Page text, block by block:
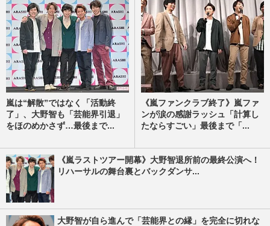
嵐は“解散”ではなく「活動終
了」、大野智も「芸能界引退」
をほのめかさず…最後まで...
《嵐ファンクラブ終了》嵐ファ
ンが涙の感謝ラッシュ「計算し
たならすごい」最後まで「...
《嵐ラストツアー開幕》大野智退所前の最終公演へ！
リハーサルの舞台裏とバックダンサ...
大野智が自ら進んで「芸能界との縁」を完全に切れな